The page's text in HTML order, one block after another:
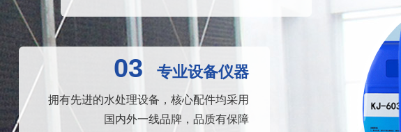
03 专业设备仪器
拥有先进的水处理设备，核心配件均采用
国内外一线品牌，品质有保障